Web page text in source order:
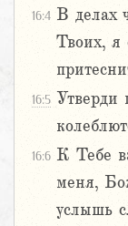
16:4 В делах
Твоих, я
16:5 Утверди
16:6 К Тебе
меня,
услышь